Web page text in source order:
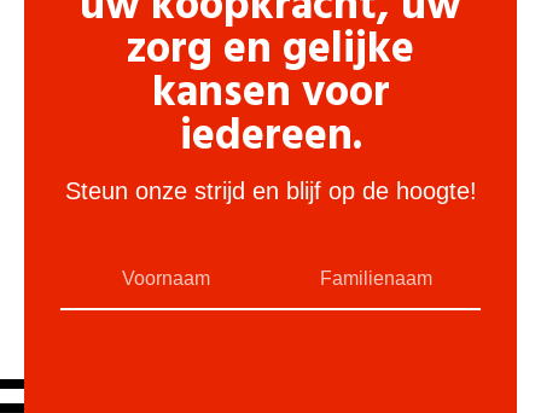
zorg en gelijke
kansen voor
iedereen.
Steun onze strijd en blijf op de hoogte!